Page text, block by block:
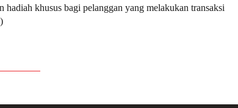
khusus bagi pelanggan yang melakukan transaksi